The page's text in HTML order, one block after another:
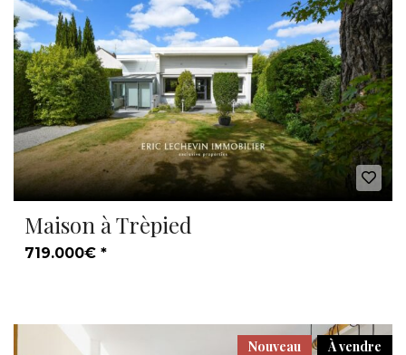
Maison à Trèpied
719.000€ *
À vendre
Nouveau